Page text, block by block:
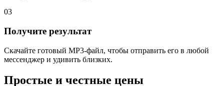
03
Получите результат
Скачайте готовый MP3-файл, чтобы отправить его в любой
мессенджер и удивить близких.
Простые и честные цены